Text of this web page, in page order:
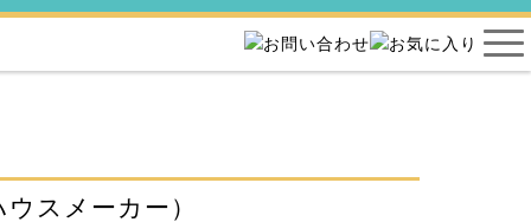
スメーカー）